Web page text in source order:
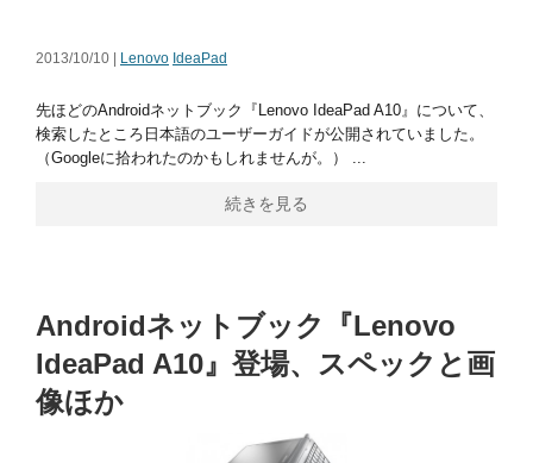
2013/10/10 | Lenovo IdeaPad
先ほどのAndroidネットブック『Lenovo IdeaPad A10』について、
検索したところ日本語のユーザーガイドが公開されていました。
（Googleに拾われたのかもしれませんが。） ...
続きを見る
Androidネットブック『Lenovo
IdeaPad A10』登場、スペックと画
像ほか